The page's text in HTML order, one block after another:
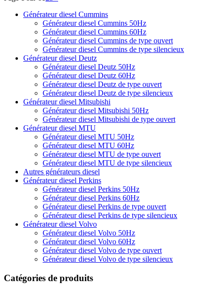
Générateur diesel Cummins
Générateur diesel Cummins 50Hz
Générateur diesel Cummins 60Hz
Générateur diesel Cummins de type ouvert
Générateur diesel Cummins de type silencieux
Générateur diesel Deutz
Générateur diesel Deutz 50Hz
Générateur diesel Deutz 60Hz
Générateur diesel Deutz de type ouvert
Générateur diesel Deutz de type silencieux
Générateur diesel Mitsubishi
Générateur diesel Mitsubishi 50Hz
Générateur diesel Mitsubishi de type ouvert
Générateur diesel MTU
Générateur diesel MTU 50Hz
Générateur diesel MTU 60Hz
Générateur diesel MTU de type ouvert
Générateur diesel MTU de type silencieux
Autres générateurs diesel
Générateur diesel Perkins
Générateur diesel Perkins 50Hz
Générateur diesel Perkins 60Hz
Générateur diesel Perkins de type ouvert
Générateur diesel Perkins de type silencieux
Générateur diesel Volvo
Générateur diesel Volvo 50Hz
Générateur diesel Volvo 60Hz
Générateur diesel Volvo de type ouvert
Générateur diesel Volvo de type silencieux
Catégories de produits